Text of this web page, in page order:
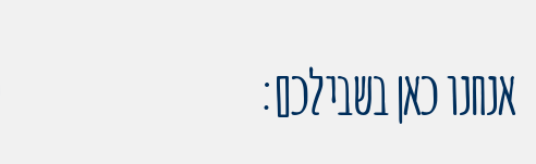
אנחנו כאן בשבילכם: